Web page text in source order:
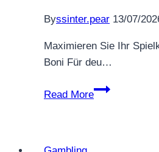
Byssinter.pear 13/07/
Maximieren Sie Ihr
Boni Für deu…
Read More
Garantierte